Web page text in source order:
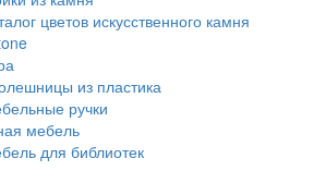
цветов искусственного камня
из пластика
ручки
мебель
для библиотек